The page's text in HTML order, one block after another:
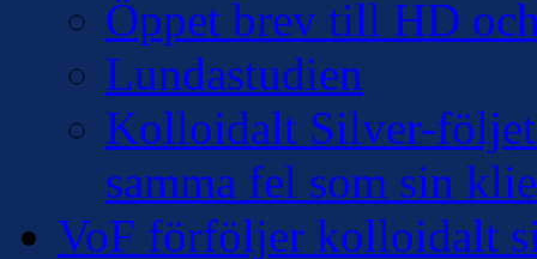
Öppet brev till HD
Lundastudien
Kolloidalt Silver-
samma fel som sin
VoF förföljer kolloidalt